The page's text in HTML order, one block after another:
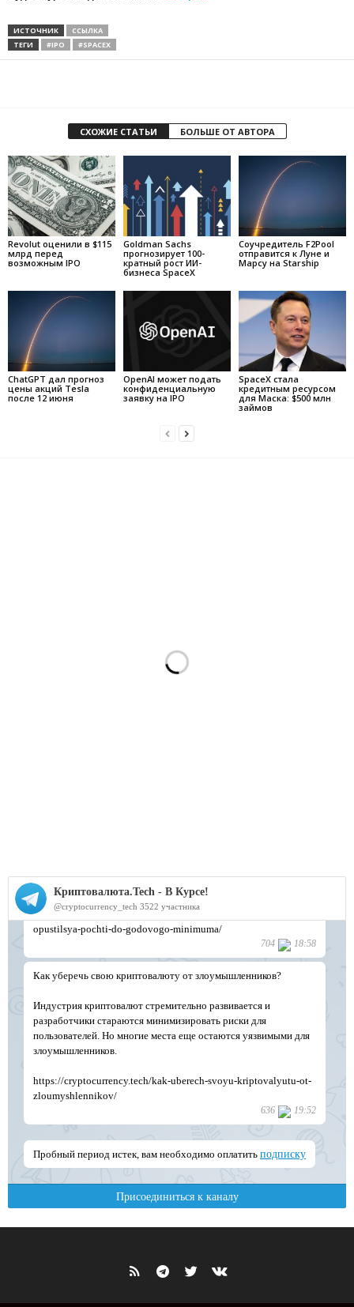
ИСТОЧНИК
ССЫЛКА
ТЕГИ
#IPO #SPACEX
СХОЖИЕ СТАТЬИ БОЛЬШЕ ОТ АВТОРА
Revolut оценили в $115
млрд перед
возможным IPO
Goldman Sachs
прогнозирует 100-
кратный рост ИИ-
бизнеса SpaceX
Соучредитель F2Pool
отправится к Луне и
Марсу на Starship
ChatGPT дал прогноз
цены акций Tesla
после 12 июня
OpenAI может подать
конфиденциальную
заявку на IPO
SpaceX стала
кредитным ресурсом
для Маска: $500 млн
займов